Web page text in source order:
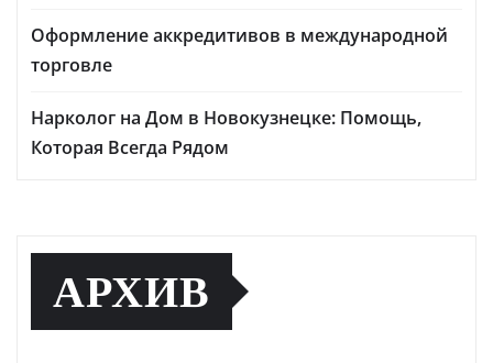
Оформление аккредитивов в международной
торговле
Нарколог на Дом в Новокузнецке: Помощь,
Которая Всегда Рядом
АРХИВ